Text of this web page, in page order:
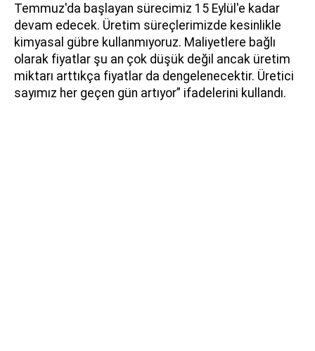
Temmuz'da başlayan sürecimiz 15 Eylül'e kadar
devam edecek. Üretim süreçlerimizde kesinlikle
kimyasal gübre kullanmıyoruz. Maliyetlere bağlı
olarak fiyatlar şu an çok düşük değil ancak üretim
miktarı arttıkça fiyatlar da dengelenecektir. Üretici
sayımız her geçen gün artıyor” ifadelerini kullandı.